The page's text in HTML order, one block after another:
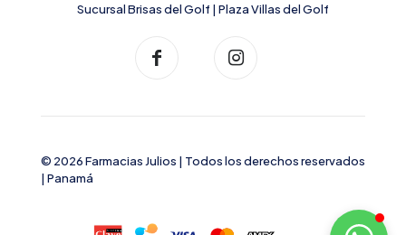
Sucursal Brisas del Golf | Plaza Villas del Golf
© 2026 Farmacias Julios | Todos los derechos reservados
| Panamá